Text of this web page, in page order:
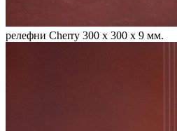
релефни Cherry 300 x 300 x 9 мм.